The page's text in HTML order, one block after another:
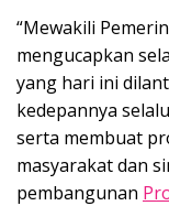
“Mewakili
mengucapkan
yang hari ini
kedepannya
serta membuat
masyarakat dan
pembangunan